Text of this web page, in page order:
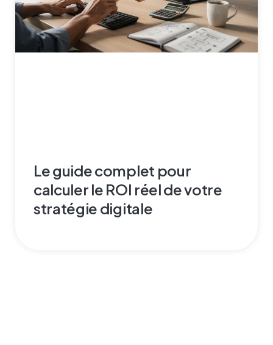
Le guide complet pour
calculer le ROI réel de votre
stratégie digitale